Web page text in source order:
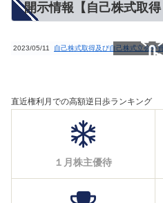
開示情報【自己株式取得
2023/05/11 自己株式取得及び自己株式立会外
直近権利月での高額逆日歩ランキング
１月株主優待